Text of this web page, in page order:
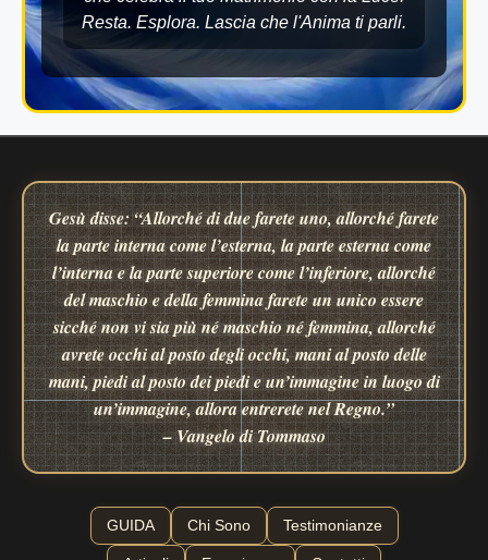
Resta. Esplora. Lascia che l'Anima ti parli.
Gesù disse: “Allorché di due farete uno, allorché farete
la parte interna come l’esterna, la parte esterna come
l’interna e la parte superiore come l’inferiore, allorché
del maschio e della femmina farete un unico essere
sicché non vi sia più né maschio né femmina, allorché
avrete occhi al posto degli occhi, mani al posto delle
mani, piedi al posto dei piedi e un’immagine in luogo di
un’immagine, allora entrerete nel Regno.”
– Vangelo di Tommaso
GUIDA Chi Sono Testimonianze